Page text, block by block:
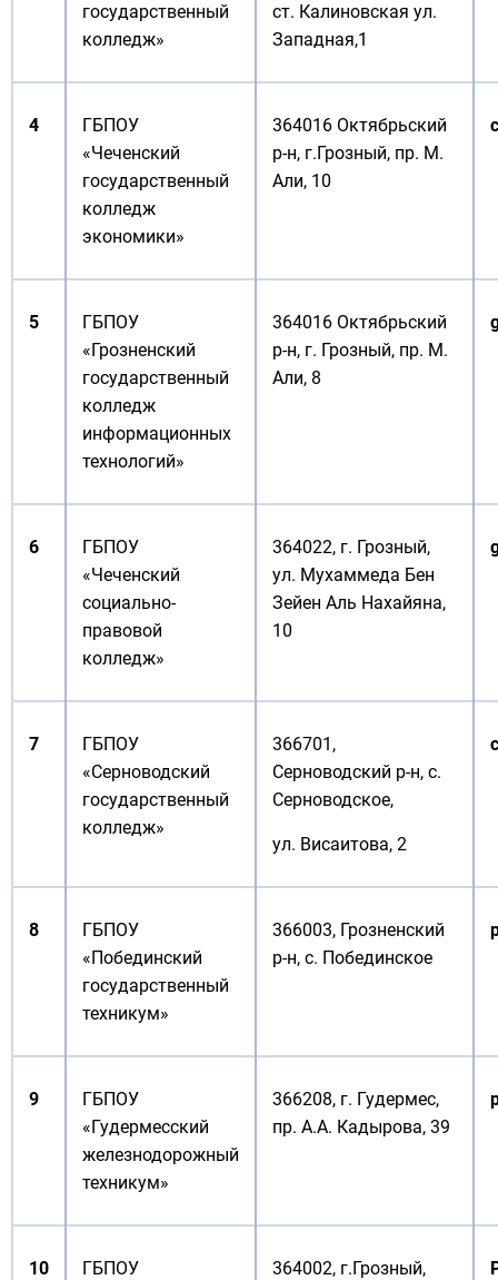
государственный
колледж»
ст. Калиновская ул.
Западная,1
4
ГБПОУ
«Чеченский
государственный
колледж
экономики»
364016 Октябрьский
р-н, г.Грозный, пр. М.
Али, 10
5
ГБПОУ
«Грозненский
государственный
колледж
информационных
технологий»
364016 Октябрьский
р-н, г. Грозный, пр. М.
Али, 8
6
ГБПОУ
«Чеченский
социально-
правовой
колледж»
364022, г. Грозный,
ул. Мухаммеда Бен
Зейен Аль Нахайяна,
10
7
ГБПОУ
«Серноводский
государственный
колледж»
366701,
Серноводский р-н, с.
Серноводское,
ул. Висаитова, 2
c
8
ГБПОУ
«Побединский
государственный
техникум»
366003, Грозненский
р-н, с. Побединское
9
ГБПОУ
«Гудермесский
железнодорожный
техникум»
366208, г. Гудермес,
пр. А.А. Кадырова, 39
10
ГБПОУ
364002, г.Грозный,